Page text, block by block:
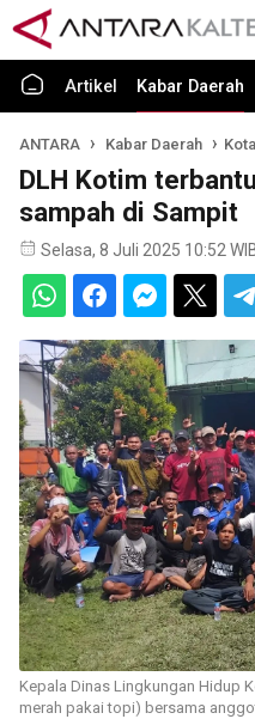
Artikel Kabar Daerah
ANTARA Kabar Daerah
DLH Kotim
sampah di Sampit
Selasa, 8 Juli 2025 10:52
Kepala Dinas Lingkungan Hidup
merah pakai topi) bersama